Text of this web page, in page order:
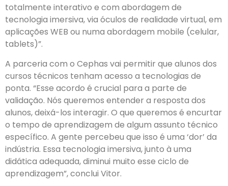
totalmente interativo e com abordagem de
tecnologia imersiva, via óculos de realidade virtual, em
aplicações WEB ou numa abordagem mobile (celular,
tablets)”.
A parceria com o Cephas vai permitir que alunos dos
cursos técnicos tenham acesso a tecnologias de
ponta. “Esse acordo é crucial para a parte de
validação. Nós queremos entender a resposta dos
alunos, deixá-los interagir. O que queremos é encurtar
o tempo de aprendizagem de algum assunto técnico
específico. A gente percebeu que isso é uma ‘dor’ da
indústria. Essa tecnologia imersiva, junto à uma
didática adequada, diminui muito esse ciclo de
aprendizagem”, conclui Vitor.